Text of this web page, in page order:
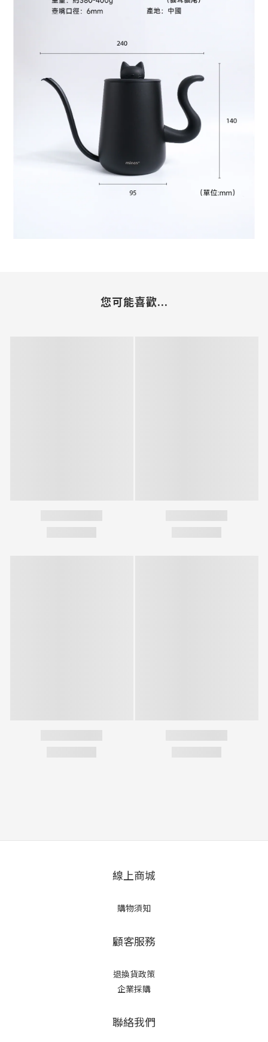
您可能喜歡...
線上商城
購物須知
顧客服務
退換貨政策
企業採購
聯絡我們